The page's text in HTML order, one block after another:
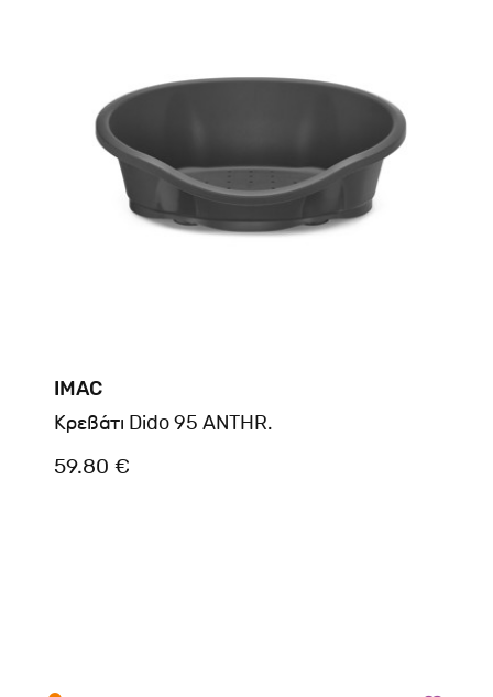
IMAC
Kρεβάτι Dido 95 ANTHR.
59.80 €